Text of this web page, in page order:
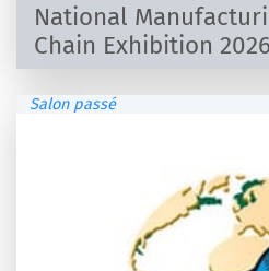
National
Chain Exhibition 2026
Salon passé